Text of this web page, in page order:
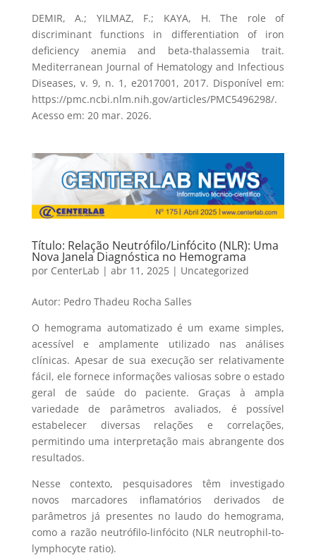
DEMIR, A.; YILMAZ, F.; KAYA, H. The role of
discriminant functions in differentiation of iron
deficiency anemia and beta-thalassemia trait.
Mediterranean Journal of Hematology and Infectious
Diseases, v. 9, n. 1, e2017001, 2017. Disponível em:
https://pmc.ncbi.nlm.nih.gov/articles/PMC5496298/.
Acesso em: 20 mar. 2026.
Título: Relação Neutrófilo/Linfócito (NLR): Uma
Nova Janela Diagnóstica no Hemograma
por CenterLab | abr 11, 2025| Uncategorized
Autor: Pedro Thadeu Rocha Salles
O hemograma automatizado é um exame simples,
acessível e amplamente utilizado nas análises
clínicas. Apesar de sua execução ser relativamente
fácil, ele fornece informações valiosas sobre o estado
geral de saúde do paciente. Graças à ampla
variedade de parâmetros avaliados, é possível
estabelecer diversas relações e correlações,
permitindo uma interpretação mais abrangente dos
resultados.
Nesse contexto, pesquisadores têm investigado
novos marcadores inflamatórios derivados de
parâmetros já presentes no laudo do hemograma,
como a razão neutrófilo-linfócito (NLR neutrophil-to-
lymphocyte ratio).